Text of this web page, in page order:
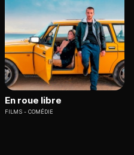
En roue libre
FILMS COMÉDIE